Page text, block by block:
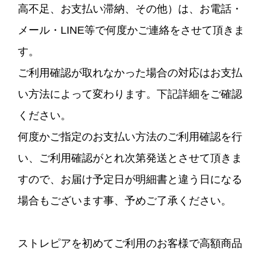
高不足、お支払い滞納、その他）は、お電話・
メール・LINE等で何度かご連絡をさせて頂きま
す。
ご利用確認が取れなかった場合の対応はお支払
い方法によって変わります。下記詳細をご確認
ください。
何度かご指定のお支払い方法のご利用確認を行
い、ご利用確認がとれ次第発送とさせて頂きま
すので、お届け予定日が明細書と違う日になる
場合もございます事、予めご了承ください。
ストレピアを初めてご利用のお客様で高額商品